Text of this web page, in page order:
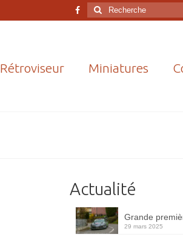
Rechercher
:
Rétroviseur Miniatures
Actualité
Grande
29 mars 2025